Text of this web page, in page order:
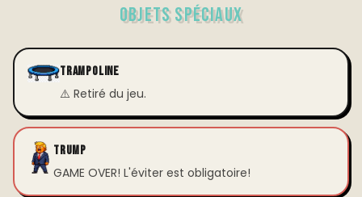
OBJETS SPÉCIAUX
TRAMPOLINE
⚠️ Retiré du jeu.
TRUMP
GAME OVER! L'éviter est obligatoire!